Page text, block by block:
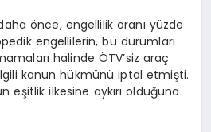
önce, engellilik oranı yüzde
engellilerin, bu durumları
halinde ÖTV’siz araç
kanun hükmünü iptal etmişti.
eşitlik ilkesine aykırı olduğuna